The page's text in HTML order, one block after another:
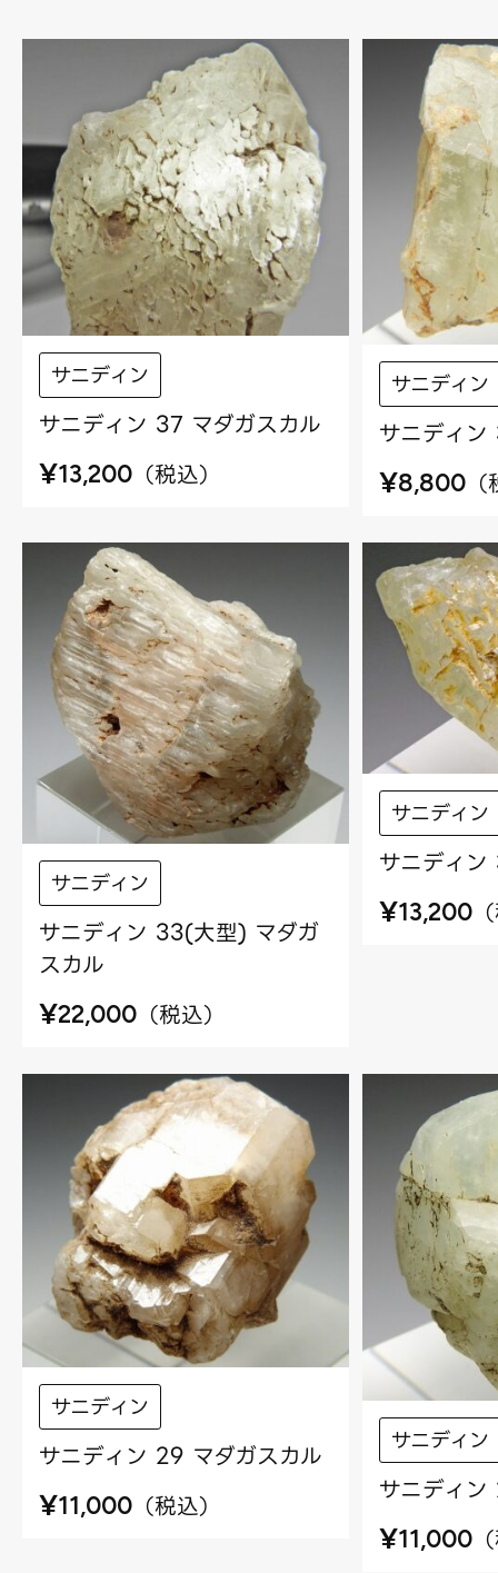
サニディン
サニディン 37 マダガスカル
¥13,200 （税込）
サニディン
サニディ
¥8,800 （
サニディン
サニディン 33(大型) マダガ
スカル
¥22,000 （税込）
サニディン
サニディ
¥13,200 （
サニディン
サニディン 29 マダガスカル
¥11,000 （税込）
サニディン
サニディ
¥11,000 （